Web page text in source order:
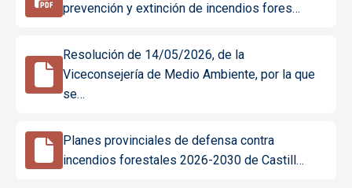
prevención y extinción de incendios fores…
Resolución de 14/05/2026, de la
Viceconsejería de Medio Ambiente, por la que
se…
Planes provinciales de defensa contra
incendios forestales 2026-2030 de Castill…